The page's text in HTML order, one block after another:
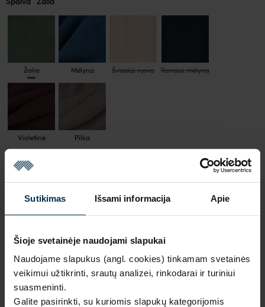
Sutikimas Išsami informacija Apie
Šioje svetainėje naudojami slapukai
Naudojame slapukus (angl. cookies) tinkamam svetainės
veikimui užtikrinti, srautų analizei, rinkodarai ir turiniui
suasmeninti.
Galite pasirinkti, su kuriomis slapukų kategorijomis
Žalia Mėlyna Šviesiai rusva Tamsiai mėlyna
Violetinė Pilka
Išparduota
NAUDINGA ŽINOTI